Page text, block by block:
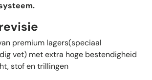
premium lagers(speciaal
vet) met extra hoge bestendigheid
stof en trillingen